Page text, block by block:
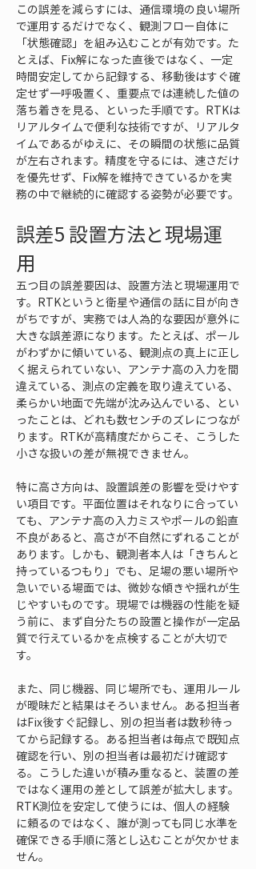
この誤差を減らすには、通信環境の良い場所
で運用するだけでなく、観測フロー自体に
「状態確認」を組み込むことが有効です。た
とえば、Fix解になった直後ではなく、一定
時間安定してから記録する、移動後はすぐ確
定せず一呼吸置く、重要点では連続した値の
落ち着きを見る、といった手順です。RTKは
リアルタイムで便利な技術ですが、リアルタ
イムであるがゆえに、その瞬間の状態に品質
が左右されます。精度を守るには、速さだけ
を優先せず、Fix解を維持できているかを実
務の中で継続的に確認する姿勢が必要です。
誤差5 設置方法と現場運
用
五つ目の誤差要因は、設置方法と現場運用で
す。RTKというと衛星や通信の話に目が向き
がちですが、実務では人為的な要因が意外に
大きな誤差源になります。たとえば、ポール
がわずかに傾いている、観測点の真上に正し
く据えられていない、アンテナ高の入力を間
違えている、測点の定義を取り違えている、
柔らかい地面で先端が沈み込んでいる、とい
ったことは、どれも数センチのズレにつなが
ります。RTKが高精度だからこそ、こうした
小さな扱いの差が無視できません。
特に高さ方向は、設置誤差の影響を受けやす
い項目です。平面位置はそれなりに合ってい
ても、アンテナ高の入力ミスやポールの鉛直
不良があると、高さが不自然にずれることが
あります。しかも、観測者本人は「きちんと
持っているつもり」でも、足場の悪い場所や
急いでいる場面では、微妙な傾きや揺れが生
じやすいものです。現場では機器の性能を疑
う前に、まず自分たちの設置と操作が一定品
質で行えているかを点検することが大切で
す。
また、同じ機器、同じ場所でも、運用ルール
が曖昧だと結果はそろいません。ある担当者
はFix後すぐ記録し、別の担当者は数秒待っ
てから記録する。ある担当者は毎点で既知点
確認を行い、別の担当者は最初だけ確認す
る。こうした違いが積み重なると、装置の差
ではなく運用の差として誤差が拡大します。
RTK測位を安定して使うには、個人の経験
に頼るのではなく、誰が測っても同じ水準を
確保できる手順に落とし込むことが欠かせま
せん。